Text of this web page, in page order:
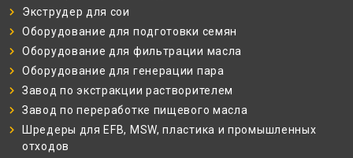
Экструдер для сои
Оборудование для подготовки семян
Оборудование для фильтрации масла
Оборудование для генерации пара
Завод по экстракции растворителем
Завод по переработке пищевого масла
Шредеры для EFB, MSW, пластика и промышленных
отходов